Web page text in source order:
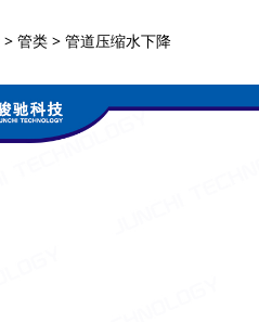
压缩水下降
> 管类 > 管道压缩水下降